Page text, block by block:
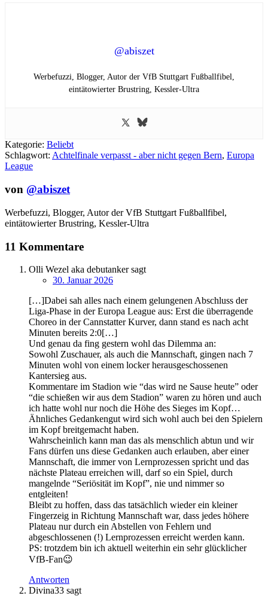
@abiszet
Werbefuzzi, Blogger, Autor der VfB Stuttgart Fußballfibel,
eintätowierter Brustring, Kessler-Ultra
Kategorie: Beliebt
Schlagwort: Achtelfinale verpasst - aber nicht gegen Bern, Europa
League
von @abiszet
Werbefuzzi, Blogger, Autor der VfB Stuttgart Fußballfibel,
eintätowierter Brustring, Kessler-Ultra
11 Kommentare
Olli Wezel aka debutankersagt
30. Januar 2026
[…]Dabei sah alles nach einem gelungenen Abschluss der
Liga-Phase in der Europa League aus: Erst die überragende
Choreo in der Cannstatter Kurver, dann stand es nach acht
Minuten bereits 2:0[…]
Und genau da fing gestern wohl das Dilemma an:
Sowohl Zuschauer, als auch die Mannschaft, gingen nach 7
Minuten wohl von einem locker herausgeschossenen
Kantersieg aus.
Kommentare im Stadion wie “das wird ne Sause heute” oder
“die schießen wir aus dem Stadion” waren zu hören und auch
ich hatte wohl nur noch die Höhe des Sieges im Kopf…
Ähnliches Gedankengut wird sich wohl auch bei den Spielern
im Kopf breitgemacht haben.
Wahrscheinlich kann man das als menschlich abtun und wir
Fans dürfen uns diese Gedanken auch erlauben, aber einer
Mannschaft, die immer von Lernprozessen spricht und das
nächste Plateau erreichen will, darf so ein Spiel, durch
mangelnde “Seriösität im Kopf”, nie und nimmer so
entgleiten!
Bleibt zu hoffen, dass das tatsächlich wieder ein kleiner
Fingerzeig in Richtung Mannschaft war, dass jedes höhere
Plateau nur durch ein Abstellen von Fehlern und
abgeschlossenen (!) Lernprozessen erreicht werden kann.
PS: trotzdem bin ich aktuell weiterhin ein sehr glücklicher
VfB-Fan😉
Antworten
Divina33 sagt